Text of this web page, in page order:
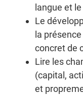
langue et
Le
la
concret de
Lire les
(capital,
et